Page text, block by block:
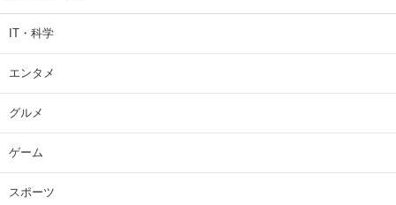
IT・科学
エンタメ
グルメ
ゲーム
スポーツ